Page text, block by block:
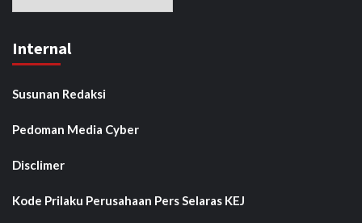
Internal
Susunan Redaksi
Pedoman Media Cyber
Disclimer
Kode Prilaku Perusahaan Pers Selaras KEJ